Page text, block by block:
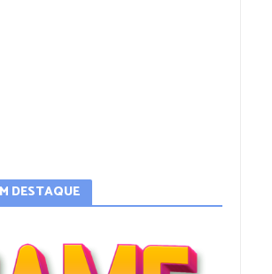
DESTAQUE